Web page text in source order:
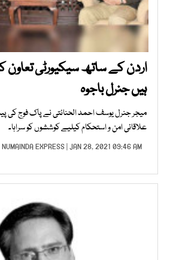
اردن کے ساتھ سیکیورٹی تعاون
ہیں جنرل باجوہ
میجر جنرل یوسف احمد الحنائتی نے پاک فوج کی
علاقائی امن و استحکام کیلیے کوششوں کو سراہا۔
NUMAINDA EXPRESS| JAN 28, 2021 09:46 AM |